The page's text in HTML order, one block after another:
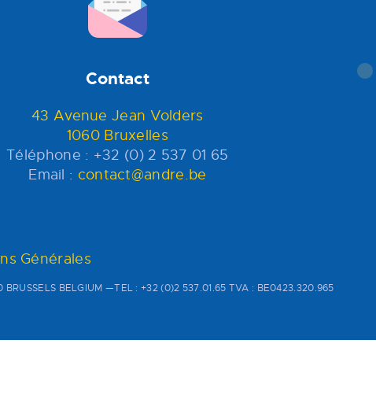
Contact
43 Avenue Jean Volders
1060 Bruxelles
Téléphone : +32 (0) 2 537 01 65
Email : contact@andre.be
Générales
BELGIUM —TEL : +32 (0)2 537.01.65 TVA : BE0423.320.965